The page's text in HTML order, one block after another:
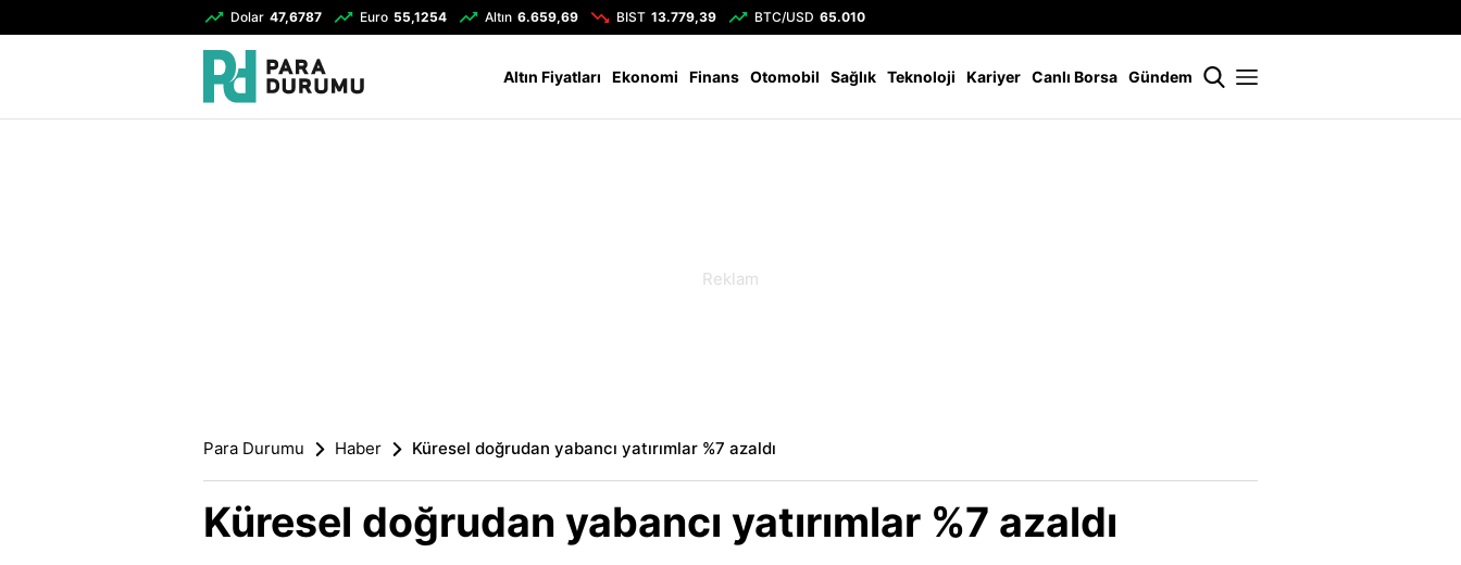
Dolar 47,6787 Euro 55,1254 Altın 6.659,69 BIST 13.779,39 BTC/USD 65.010
Altın Fiyatları Ekonomi Finans Otomobil Sağlık Teknoloji Kariyer Canlı Borsa Gündem
Para Durumu Haber Küresel doğrudan yabancı yatırımlar %7 azaldı
Küresel doğrudan yabancı yatırımlar %7 azaldı